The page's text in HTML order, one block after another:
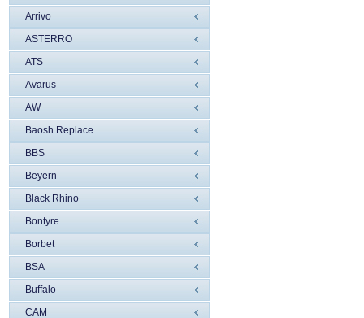
Arrivo
ASTERRO
ATS
Avarus
AW
Baosh Replace
BBS
Beyern
Black Rhino
Bontyre
Borbet
BSA
Buffalo
CAM